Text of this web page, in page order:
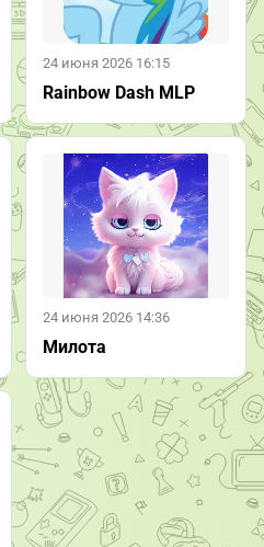
24 июня 2026 16:15
Rainbow Dash MLP
24 июня 2026 14:36
Милота